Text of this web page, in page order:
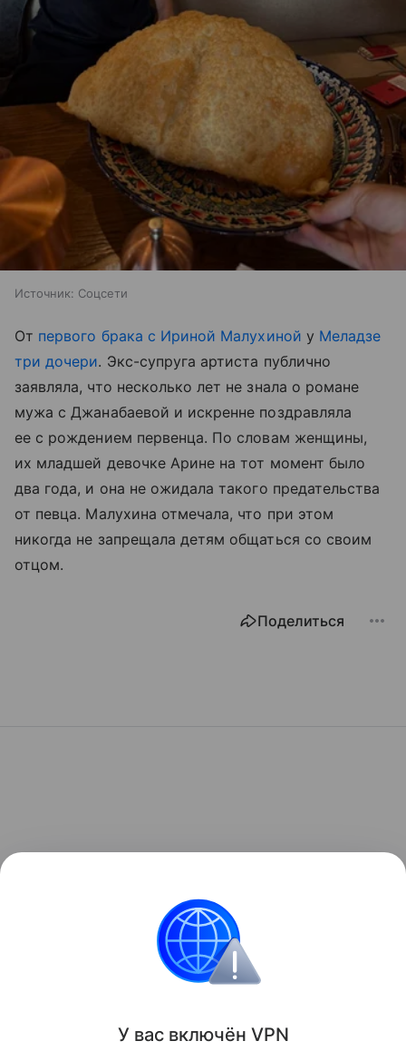
Источник: Соцсети
От первого брака с Ириной Малухиной у Меладзе
три дочери. Экс-супруга артиста публично
заявляла, что несколько лет не знала о романе
мужа с Джанабаевой и искренне поздравляла
ее с рождением первенца. По словам женщины,
их младшей девочке Арине на тот момент было
два года, и она не ожидала такого предательства
от певца. Малухина отмечала, что при этом
никогда не запрещала детям общаться со своим
отцом.
Поделиться
У вас включён VPN